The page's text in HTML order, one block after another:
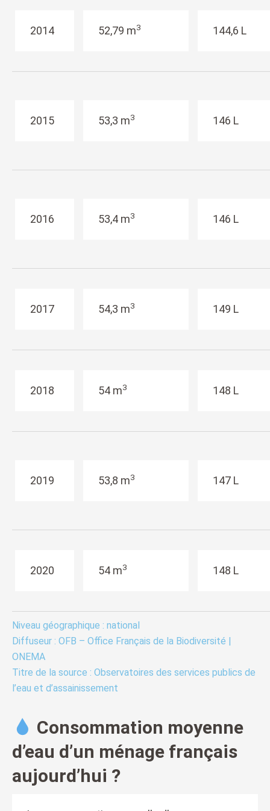
2014 52,79 m3 144,6 L
2015 53,3 m3 146 L
2016 53,4 m3 146 L
2017 54,3 m3 149 L
2018 54 m3 148 L
2019 53,8 m3 147 L
2020 54 m3 148 L
Niveau géographique : national
Diffuseur : OFB – Office Français de la Biodiversité |
ONEMA
Titre de la source : Observatoires des services publics de
l’eau et d’assainissement
Consommation moyenne
d’eau d’un ménage français
aujourd’hui ?